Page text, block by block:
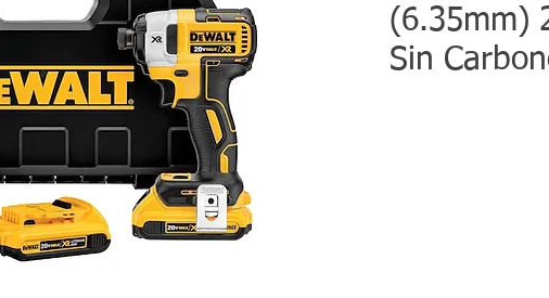
(6.35mm)
Sin